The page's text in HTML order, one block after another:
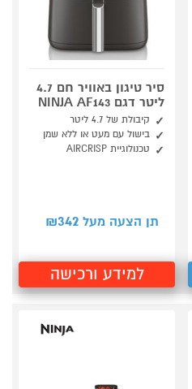
סיר טיגון באוויר חם 4.7
ליטר דגם NINJA AF143
קיבולת של 4.7 ליטר
בישול עם מעט או ללא שמן
טכנולוגיית AIRCRISP
תן הצעה מעל ₪ 342
למידע ורכישה